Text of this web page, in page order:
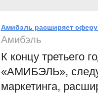
Амибэль расширяет сферу
Амибэль
К концу третьего
«АМИБЭЛЬ»,
маркетинга,